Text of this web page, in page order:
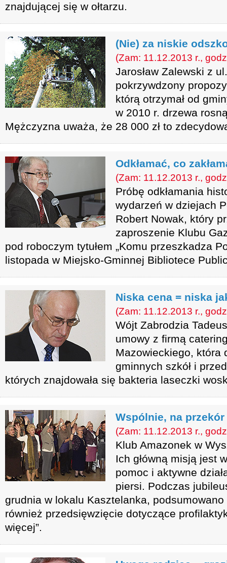
znajdującej się w ołtarzu.
(Nie) za niskie
(Zam: 11.12.2013 r.,
Jarosław Zalewski z
pokrzywdzony
którą otrzymał od
w 2010 r. drzewa
Mężczyzna uważa, że 28 000 zł to
Odkłamać, co
(Zam: 11.12.2013 r.,
Próbę odkłamania
wydarzeń w dziejach
Robert Nowak, który
zaproszenie Klubu
pod roboczym tytułem „Komu przeszkadza
listopada w Miejsko-Gminnej Bibliotece
Niska cena = niska
(Zam: 11.12.2013 r.,
Wójt Zabrodzia
umowy z firmą
Mazowieckiego, która
gminnych szkół i
których znajdowała się bakteria laseczki
Wspólnie, na
(Zam: 11.12.2013 r.,
Klub Amazonek w
Ich główną misją jest
pomoc i aktywne
piersi. Podczas
grudnia w lokalu Kasztelanka, podsumowano
również przedsięwzięcie dotyczące
więcej”.